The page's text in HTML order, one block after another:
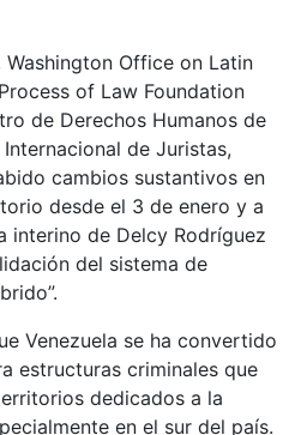
Washington Office on Latin
of Law Foundation
de Derechos Humanos de
de Juristas,
cambios sustantivos en
desde el 3 de enero y a
interino de Delcy Rodríguez
del sistema de
Venezuela se ha convertido
estructuras criminales que
dedicados a la
en el sur del país.